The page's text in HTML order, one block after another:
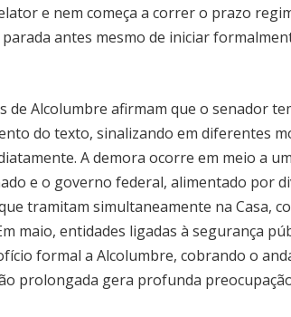
e nem começa a correr o prazo
antes mesmo de iniciar
de Alcolumbre afirmam que o senador
do texto, sinalizando em diferentes
A demora ocorre em meio a
e o governo federal, alimentado por
tramitam simultaneamente na Casa,
maio, entidades ligadas à segurança
formal a Alcolumbre, cobrando o
prolongada gera profunda